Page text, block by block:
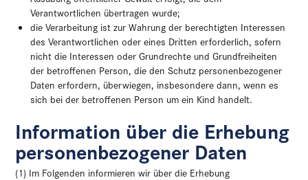
Verantwortlichen übertragen wurde;
die Verarbeitung ist zur Wahrung der berechtigten Interessen
des Verantwortlichen oder eines Dritten erforderlich, sofern
nicht die Interessen oder Grundrechte und Grundfreiheiten
der betroffenen Person, die den Schutz personenbezogener
Daten erfordern, überwiegen, insbesondere dann, wenn es
sich bei der betroffenen Person um ein Kind handelt.
Information über die Erhebung
personenbezogener Daten
(1) Im Folgenden informieren wir über die Erhebung